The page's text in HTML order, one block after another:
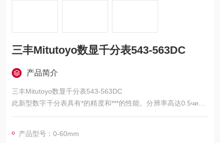
三丰Mitutoyo数显千分表543-563DC
产品简介
三丰Mitutoyo数显千分表543-563DC
此新型数字千分表具有*的精度和***的性能。分辨率高达0.5чиm/.
00002″,
口）实现远程控制；
产品型号：0-60mm